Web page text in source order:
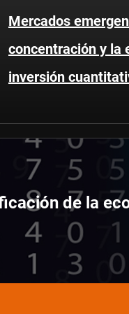
Mercados
concentración y la
inversión
de la